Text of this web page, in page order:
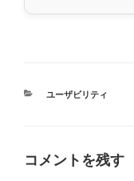
カ
ユーザビリティ
コメントを残す